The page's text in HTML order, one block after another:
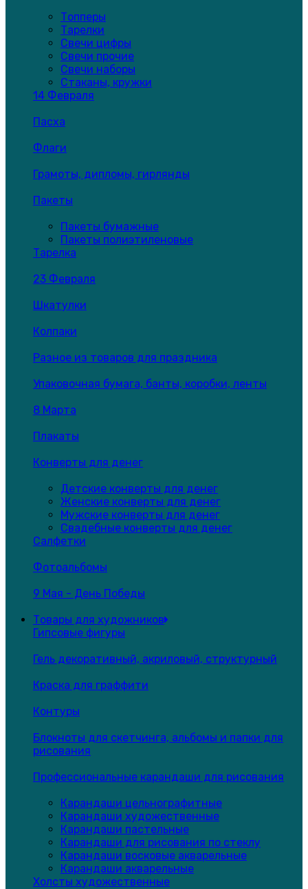
Топперы
Тарелки
Свечи цифры
Свечи прочие
Свечи наборы
Стаканы, кружки
14 Февраля
Пасха
Флаги
Грамоты, дипломы, гирлянды
Пакеты
Пакеты бумажные
Пакеты полиэтиленовые
Тарелка
23 Февраля
Шкатулки
Колпаки
Разное из товаров для праздника
Упаковочная бумага, банты, коробки, ленты
8 Марта
Плакаты
Конверты для денег
Детские конверты для денег
Женские конверты для денег
Мужские конверты для денег
Свадебные конверты для денег
Салфетки
Фотоальбомы
9 Мая - День Победы
Товары для художников
Гипсовые фигуры
Гель декоративный, акриловый, структурный
Краска для граффити
Контуры
Блокноты для скетчинга, альбомы и папки для
рисования
Профессиональные карандаши для рисования
Карандаши цельнографитные
Карандаши художественные
Карандаши пастельные
Карандаши для рисования по стеклу
Карандаши восковые акварельные
Карандаши акварельные
Холсты художественные